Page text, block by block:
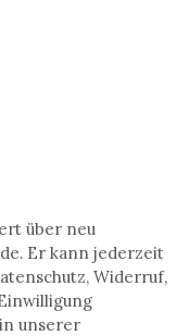
über neu
Er kann jederzeit
Widerruf,
unserer